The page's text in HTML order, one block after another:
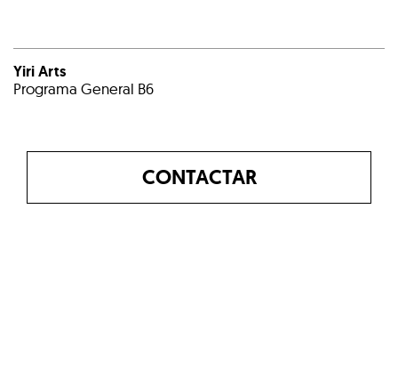
Yiri Arts
Programa General B6
CONTACTAR